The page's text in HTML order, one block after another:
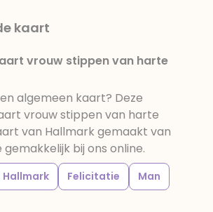
kaart
vrouw stippen van harte
algemeen kaart? Deze
vrouw stippen van harte
van Hallmark gemaakt van
bij ons online.
Hallmark Felicitatie
Man